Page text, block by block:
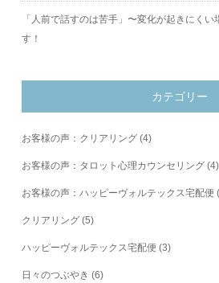
「人前で話すのは苦手」〜変化が起きにくい
す！
カテゴリー
お客様の声：クリアリング (4)
お客様の声：タロット心理カウンセリング (4)
お客様の声：ハッピーヴォルテックス宅配便
クリアリング (5)
ハッピーヴォルテックス宅配便 (3)
日々のつぶやき (6)